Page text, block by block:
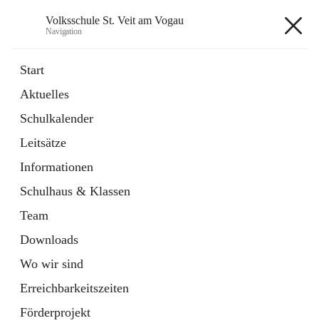
Volksschule St. Veit am Vogau
Navigation
Start
Aktuelles
Schulkalender
Leitsätze
Informationen
Schulhaus & Klassen
Team
Downloads
Wo wir sind
Erreichbarkeitszeiten
Förderprojekt